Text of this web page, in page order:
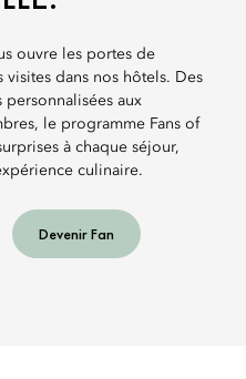
ouvre les portes de
visites dans nos hôtels. Des
aux
le programme Fans of
à chaque séjour,
culinaire.
Devenir Fan